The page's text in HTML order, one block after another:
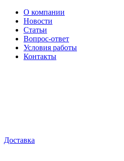
О компании
Новости
Статьи
Вопрос-ответ
Условия работы
Контакты
Доставка